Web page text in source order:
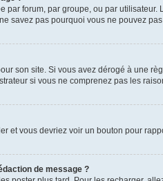
par forum, par groupe, ou par
savez pas pourquoi vous ne pouvez
son site. Si vous avez dérogé à une
si vous ne comprenez pas les
et vous devriez voir un bouton pour
de message ?